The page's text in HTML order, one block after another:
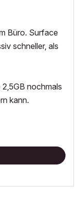
Büro. Surface
schneller, als
nochmals
kann.